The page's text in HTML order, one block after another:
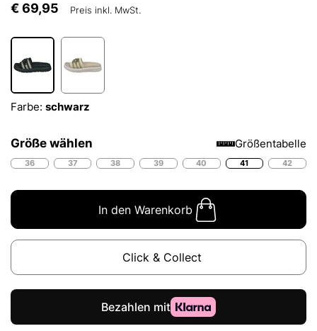
€ 69,95 Preis inkl. MwSt.
Farbe: schwarz
Größe wählen Größentabelle
36 37 38 39 40 41 42
In den Warenkorb
Click & Collect